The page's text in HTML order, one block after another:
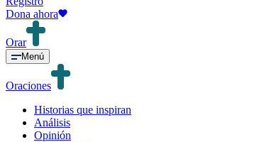
Dona ahora
Orar
Menú
Oraciones
Historias que inspiran
Análisis
Opinión